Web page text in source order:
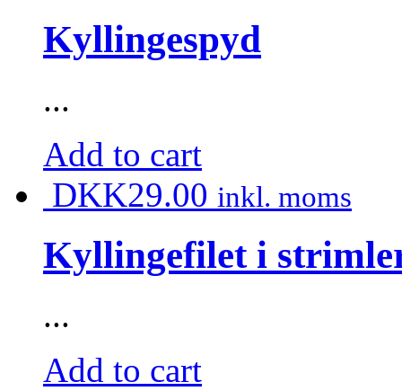
Kyllingespyd
...
Add to cart
DKK29.00 inkl. moms
Kyllingefilet i
...
Add to cart